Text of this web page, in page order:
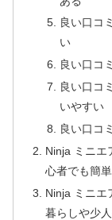
良い口コ
い
良い口コ
良い口コ
いやすい
良い口コ
Ninja ミニエ
心者でも簡
Ninja ミニエ
暮らしや少